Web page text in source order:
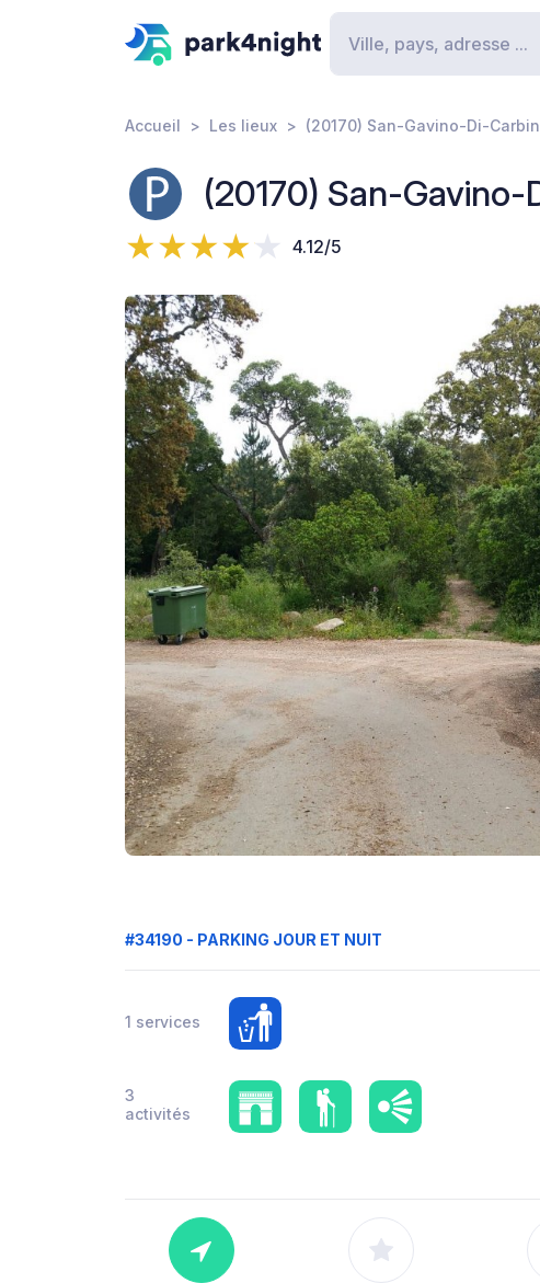
Accueil Les lieux (20170) San-Gavino-Di-
(20170) San-
4.12/5
#34190 - PARKING JOUR ET NUIT
1 services
3
activités